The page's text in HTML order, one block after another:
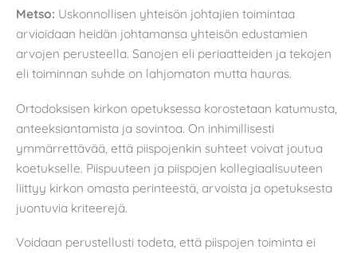
Metso: Uskonnollisen yhteisön johtajien toimintaa
arvioidaan heidän johtamansa yhteisön edustamien
arvojen perusteella. Sanojen eli periaatteiden ja tekojen
eli toiminnan suhde on lahjomaton mutta hauras.
Ortodoksisen kirkon opetuksessa korostetaan katumusta,
anteeksiantamista ja sovintoa. On inhimillisesti
ymmärrettävää, että piispojenkin suhteet voivat joutua
koetukselle. Piispuuteen ja piispojen kollegiaalisuuteen
liittyy kirkon omasta perinteestä, arvoista ja opetuksesta
juontuvia kriteerejä.
Voidaan perustellusti todeta, että piispojen toiminta ei